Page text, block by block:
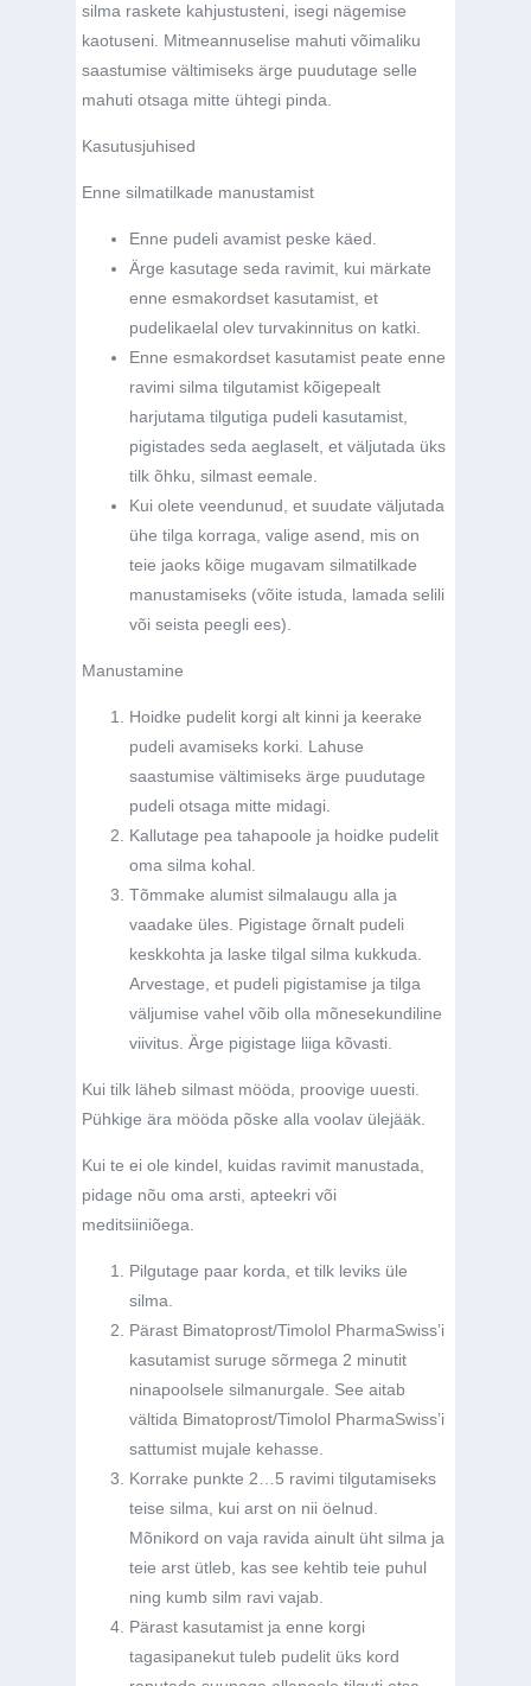
silma raskete kahjustusteni, isegi nägemise
kaotuseni. Mitmeannuselise mahuti võimaliku
saastumise vältimiseks ärge puudutage selle
mahuti otsaga mitte ühtegi pinda.
Kasutusjuhised
Enne silmatilkade manustamist
Enne pudeli avamist peske käed.
Ärge kasutage seda ravimit, kui märkate
enne esmakordset kasutamist, et
pudelikaelal olev turvakinnitus on katki.
Enne esmakordset kasutamist peate enne
ravimi silma tilgutamist kõigepealt
harjutama tilgutiga pudeli kasutamist,
pigistades seda aeglaselt, et väljutada üks
tilk õhku, silmast eemale.
Kui olete veendunud, et suudate väljutada
ühe tilga korraga, valige asend, mis on
teie jaoks kõige mugavam silmatilkade
manustamiseks (võite istuda, lamada selili
või seista peegli ees).
Manustamine
Hoidke pudelit korgi alt kinni ja keerake
pudeli avamiseks korki. Lahuse
saastumise vältimiseks ärge puudutage
pudeli otsaga mitte midagi.
Kallutage pea tahapoole ja hoidke pudelit
oma silma kohal.
Tõmmake alumist silmalaugu alla ja
vaadake üles. Pigistage õrnalt pudeli
keskkohta ja laske tilgal silma kukkuda.
Arvestage, et pudeli pigistamise ja tilga
väljumise vahel võib olla mõnesekundiline
viivitus. Ärge pigistage liiga kõvasti.
Kui tilk läheb silmast mööda, proovige uuesti.
Pühkige ära mööda põske alla voolav ülejääk.
Kui te ei ole kindel, kuidas ravimit manustada,
pidage nõu oma arsti, apteekri või
meditsiiniõega.
Pilgutage paar korda, et tilk leviks üle
silma.
Pärast Bimatoprost/Timolol PharmaSwiss’i
kasutamist suruge sõrmega 2 minutit
ninapoolsele silmanurgale. See aitab
vältida Bimatoprost/Timolol PharmaSwiss’i
sattumist mujale kehasse.
Korrake punkte 2…5 ravimi tilgutamiseks
teise silma, kui arst on nii öelnud.
Mõnikord on vaja ravida ainult üht silma ja
teie arst ütleb, kas see kehtib teie puhul
ning kumb silm ravi vajab.
Pärast kasutamist ja enne korgi
tagasipanekut tuleb pudelit üks kord